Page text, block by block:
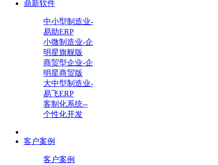
鼎新软件
中小型制造业-
易助ERP
小微制造业-企
明星旗舰版
商贸型企业-企
明星商贸版
大中型制造业-
易飞ERP
客制化系统--
个性化开发
客户案例
客户案例